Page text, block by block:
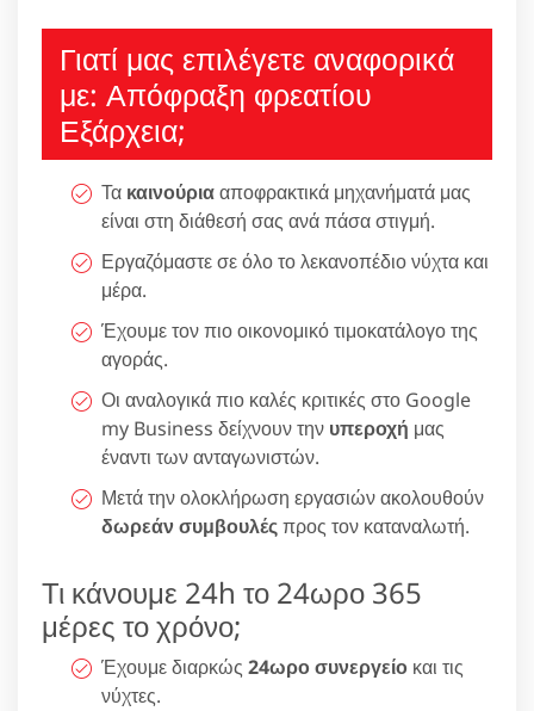
Γιατί μας επιλέγετε αναφορικά
με: Απόφραξη φρεατίου
Εξάρχεια;
Τα καινούριααποφρακτικά μηχανήματά μας
είναι στη διάθεσή σας ανά πάσα στιγμή.
Εργαζόμαστε σε όλο το λεκανοπέδιο νύχτα και
μέρα.
Έχουμε τον πιο οικονομικό τιμοκατάλογο της
αγοράς.
Οι αναλογικά πιο καλές κριτικές στο Google
my Business δείχνουν την υπεροχή μας
έναντι των ανταγωνιστών.
Μετά την ολοκλήρωση εργασιών ακολουθούν
δωρεάν συμβουλέςπρος τον καταναλωτή.
Τι κάνουμε 24h το 24ωρο 365
μέρες το χρόνο;
Έχουμε διαρκώς 24ωρο συνεργείο και τις
νύχτες.